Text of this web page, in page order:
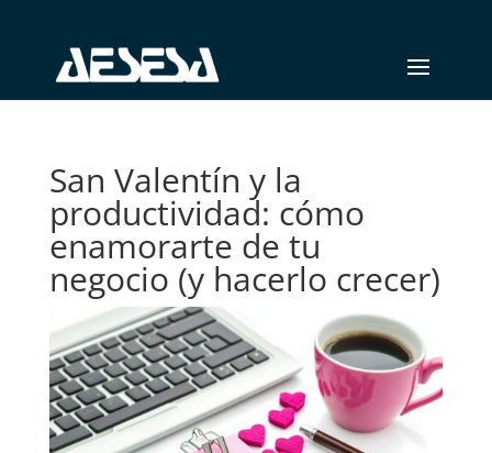
San Valentín y la
productividad: cómo
enamorarte de tu
negocio (y hacerlo crecer)